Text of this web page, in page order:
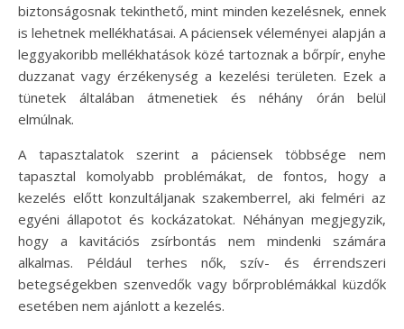
biztonságosnak tekinthető, mint minden kezelésnek, ennek
is lehetnek mellékhatásai. A páciensek véleményei alapján a
leggyakoribb mellékhatások közé tartoznak a bőrpír, enyhe
duzzanat vagy érzékenység a kezelési területen. Ezek a
tünetek általában átmenetiek és néhány órán belül
elmúlnak.
A tapasztalatok szerint a páciensek többsége nem
tapasztal komolyabb problémákat, de fontos, hogy a
kezelés előtt konzultáljanak szakemberrel, aki felméri az
egyéni állapotot és kockázatokat. Néhányan megjegyzik,
hogy a kavitációs zsírbontás nem mindenki számára
alkalmas. Például terhes nők, szív- és érrendszeri
betegségekben szenvedők vagy bőrproblémákkal küzdők
esetében nem ajánlott a kezelés.